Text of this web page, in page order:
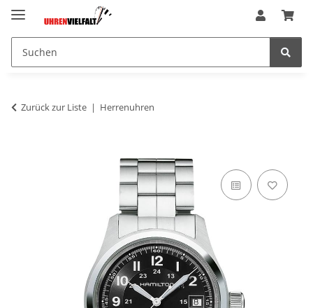
Zurück zur Liste Herrenuhren